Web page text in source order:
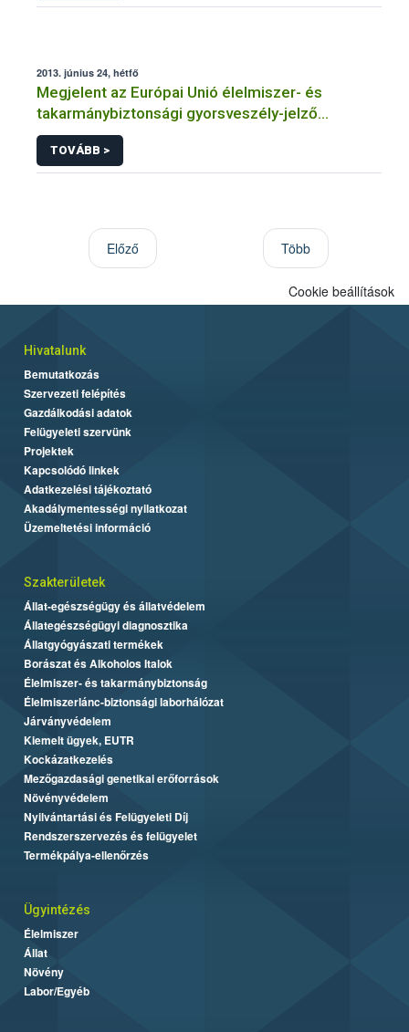
adatkezeléséhez
2013. június 24, hétfő
Megjelent az Európai Unió élelmiszer- és
takarmánybiztonsági gyorsveszély-jelző
rendszerének éves jelentése
TOVÁBB >
Előző Több
Cookie beállítások
Hivatalunk
Bemutatkozás
Szervezeti felépítés
Gazdálkodási adatok
Felügyeleti szervünk
Projektek
Kapcsolódó linkek
Adatkezelési tájékoztató
Akadálymentességi nyilatkozat
Üzemeltetési információ
Szakterületek
Állat-egészségügy és állatvédelem
Állategészségügyi diagnosztika
Állatgyógyászati termékek
Borászat és Alkoholos Italok
Élelmiszer- és takarmánybiztonság
Élelmiszerlánc-biztonsági laborhálózat
Járványvédelem
Kiemelt ügyek, EUTR
Kockázatkezelés
Mezőgazdasági genetikai erőforrások
Növényvédelem
Nyilvántartási és Felügyeleti Díj
Rendszerszervezés és felügyelet
Termékpálya-ellenőrzés
Ügyintézés
Élelmiszer
Állat
Növény
Labor/Egyéb